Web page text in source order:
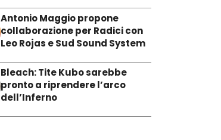
Antonio Maggio propone
collaborazione per Radici con
Leo Rojas e Sud Sound System
Bleach: Tite Kubo sarebbe
pronto a riprendere l’arco
dell’Inferno